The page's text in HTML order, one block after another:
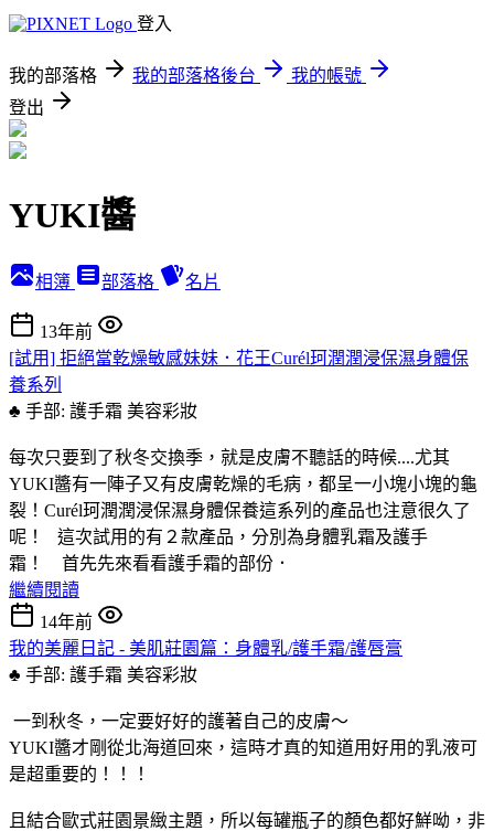
登入
我的部落格 我的部落格後台
我的帳號
登出
YUKI醬
相簿 部落格 名片
13年前
[試用] 拒絕當乾燥敏感妹妹．花王Curél珂潤潤浸保濕身體保
養系列
♣ 手部: 護手霜 美容彩妝
每次只要到了秋冬交換季，就是皮膚不聽話的時候....尤其
YUKI醬有一陣子又有皮膚乾燥的毛病，都呈一小塊小塊的龜
裂！Curél珂潤潤浸保濕身體保養這系列的產品也注意很久了
呢！ 這次試用的有２款產品，分別為身體乳霜及護手
霜！ 首先先來看看護手霜的部份．
繼續閱讀
14年前
我的美麗日記 - 美肌莊園篇：身體乳/護手霜/護唇膏
♣ 手部: 護手霜 美容彩妝
一到秋冬，一定要好好的護著自己的皮膚～
YUKI醬才剛從北海道回來，這時才真的知道用好用的乳液可
是超重要的！！！
且結合歐式莊園景緻主題，所以每罐瓶子的顏色都好鮮呦，非